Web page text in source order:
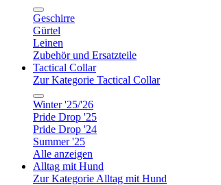
Geschirre
Gürtel
Leinen
Zubehör und Ersatzteile
Tactical Collar
Zur Kategorie Tactical Collar
Winter '25/'26
Pride Drop '25
Pride Drop '24
Summer '25
Alle anzeigen
Alltag mit Hund
Zur Kategorie Alltag mit Hund